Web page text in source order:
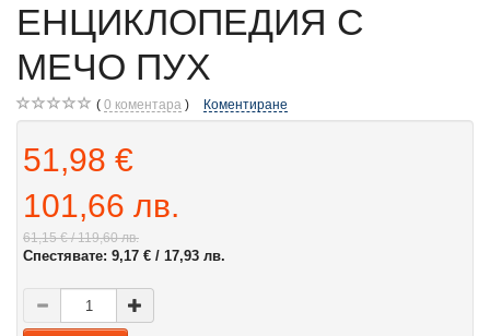
ЕНЦИКЛОПЕДИЯ С
МЕЧО ПУХ
0 коментара Коментиране
51,98 €
101,66 лв.
61,15 €/ 119,60 лв.
Спестявате: 9,17 € / 17,93 лв.